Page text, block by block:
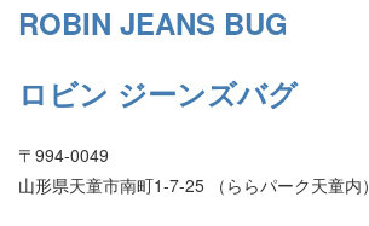
ROBIN JEANS BUG
ロビン ジーンズバグ
〒994-0049
山形県天童市南町1-7-25 （ららパーク天童内）